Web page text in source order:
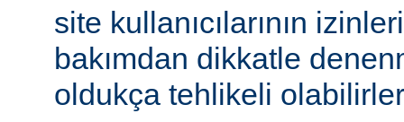
site kullanıcılarının
bakımdan dikkatle
oldukça tehlikeli